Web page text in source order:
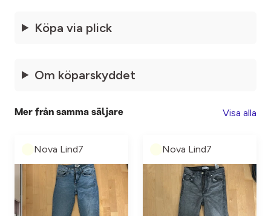
Köpa via plick
Om köparskyddet
Mer från samma säljare Visa alla
Nova Lind7 Nova Lind7